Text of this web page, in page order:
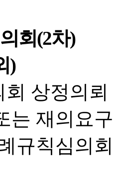
회(2차)
)
회 상정의
는 재의요
규칙심의